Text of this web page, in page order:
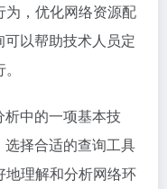
为，优化网络资源配
以帮助技术人员定
中的一项基本技
择合适的查询工具
理解和分析网络环